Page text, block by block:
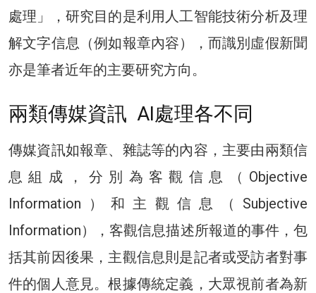
處理」，研究目的是利用人工智能技術分析及理
解文字信息（例如報章內容），而識別虛假新聞
亦是筆者近年的主要研究方向。
兩類傳媒資訊 AI處理各不同
傳媒資訊如報章、雜誌等的內容，主要由兩類信
息組成，分別為客觀信息（Objective
Information）和主觀信息（Subjective
Information），客觀信息描述所報道的事件，包
括其前因後果，主觀信息則是記者或受訪者對事
件的個人意見。根據傳統定義，大眾視前者為新